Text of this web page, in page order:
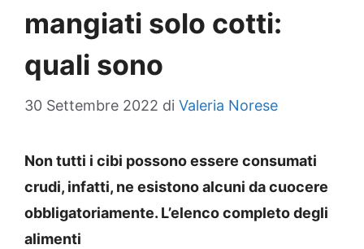
mangiati solo cotti:
quali sono
30 Settembre 2022 di Valeria Norese
Non tutti i cibi possono essere consumati
crudi, infatti, ne esistono alcuni da cuocere
obbligatoriamente. L’elenco completo degli
alimenti